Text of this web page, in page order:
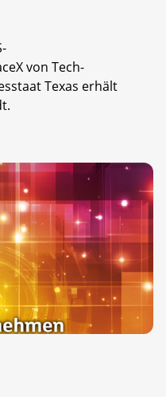
von Tech-
Texas erhält